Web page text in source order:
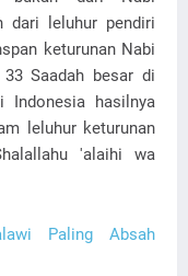
dari leluhur pendiri
keturunan Nabi
Saadah besar di
Indonesia hasilnya
leluhur keturunan
'alaihi wa
Paling Absah